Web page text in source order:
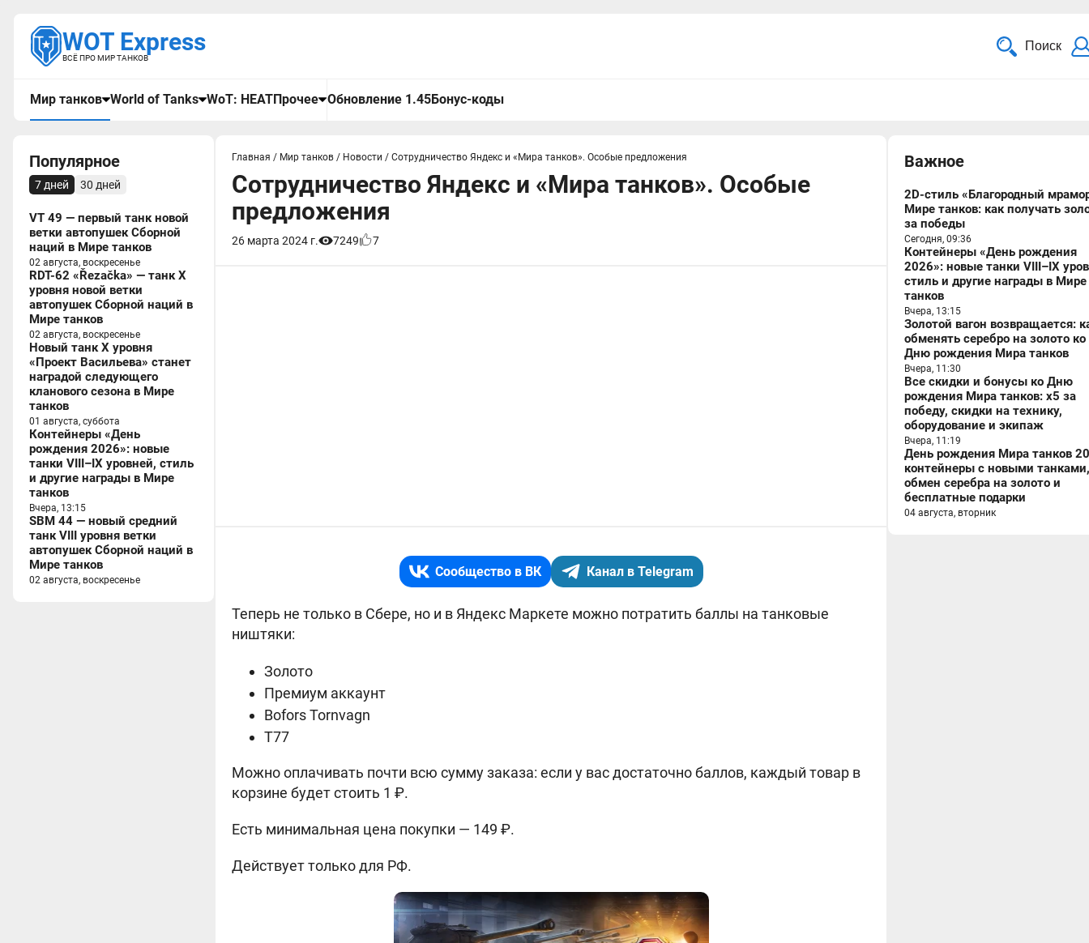
WOT Express
ВСЁ ПРО МИР ТАНКОВ
Поиск
Мир танков World of Tanks WoT: HEATПрочее Обновление 1.45Бонус-коды
Популярное
7 дней 30 дней
VT 49 — первый танк новой
ветки автопушек Сборной
наций в Мире танков
02 августа, воскресенье
RDT-62 «Řezačka» — танк X
уровня новой ветки
автопушек Сборной наций в
Мире танков
02 августа, воскресенье
Новый танк X уровня
«Проект Васильева» станет
наградой следующего
кланового сезона в Мире
танков
01 августа, суббота
Контейнеры «День
рождения 2026»: новые
танки VIII–IX уровней, стиль
и другие награды в Мире
танков
Вчера, 13:15
SBM 44 — новый средний
танк VIII уровня ветки
автопушек Сборной наций в
Мире танков
02 августа, воскресенье
Главная / Мир танков / Новости / Сотрудничество Яндекс и «Мира танков». Особые предложения
Сотрудничество Яндекс и «Мира танков». Особые
предложения
26 марта 2024 г. 7249 7
Сообщество в ВК Канал в Telegram
Теперь не только в Сбере, но и в Яндекс Маркете можно потратить баллы на танковые
ништяки:
Золото
Премиум аккаунт
Bofors Tornvagn
T77
Можно оплачивать почти всю сумму заказа: если у вас достаточно баллов, каждый товар в
корзине будет стоить 1 ₽.
Есть минимальная цена покупки — 149 ₽.
Действует только для РФ.
Важное
2D-стиль «Благородный
Мире танков: как получать
за победы
Сегодня, 09:36
Контейнеры «День рождения
2026»: новые танки VIII–IX
стиль и другие награды в Мире
танков
Вчера, 13:15
Золотой вагон возвращается:
обменять серебро на золото ко
Дню рождения Мира танков
Вчера, 11:30
Все скидки и бонусы ко Дню
рождения Мира танков: x5 за
победу, скидки на технику,
оборудование и экипаж
Вчера, 11:19
День рождения Мира танков
контейнеры с новыми танками,
обмен серебра на золото и
бесплатные подарки
04 августа, вторник